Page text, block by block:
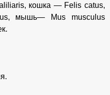
кошка — Felis catus,
мышь— Mus musculus